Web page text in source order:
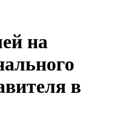
на
в